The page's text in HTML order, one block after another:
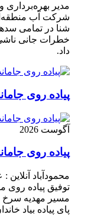
مدیر بهره‌برداری
شرکت آب
شنا در تمامی
خطرات جانی ناشی
داد.
پیاده روی
آگوست 2026
پیاده روی
محمودآباد
توفیق پیاده روی
مسیر مهدیه سرخ
پای پیاده بیاد